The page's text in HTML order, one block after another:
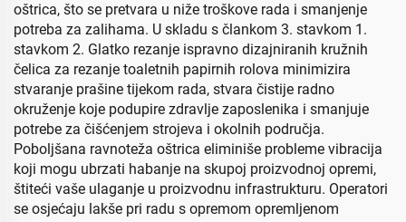
oštrica, što se pretvara u niže troškove rada i smanjenje
potreba za zalihama. U skladu s člankom 3. stavkom 1.
stavkom 2. Glatko rezanje ispravno dizajniranih kružnih
čelica za rezanje toaletnih papirnih rolova minimizira
stvaranje prašine tijekom rada, stvara čistije radno
okruženje koje podupire zdravlje zaposlenika i smanjuje
potrebe za čišćenjem strojeva i okolnih područja.
Poboljšana ravnoteža oštrica eliminiše probleme vibracija
koji mogu ubrzati habanje na skupoj proizvodnoj opremi,
štiteći vaše ulaganje u proizvodnu infrastrukturu. Operatori
se osjećaju lakše pri radu s opremom opremljenom